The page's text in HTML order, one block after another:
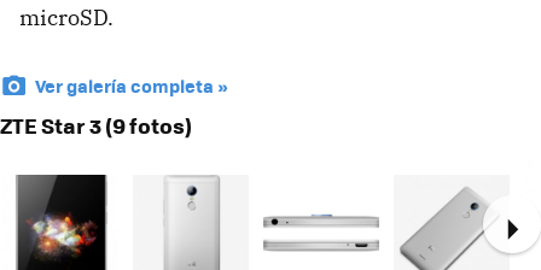
microSD.
Ver galería completa »
ZTE Star 3 (9 fotos)